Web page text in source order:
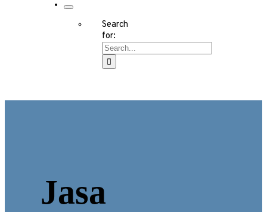
Search
for:
Jasa